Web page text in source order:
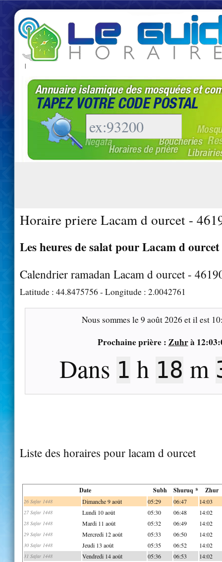
|
Horaire priere Lacam d ourcet -
Les heures de salat pour Lacam d ourcet
Calendrier ramadan Lacam d ourcet -
Latitude : 44.8475756 - Longitude : 2.0042761
Nous sommes le9 août 2026 et il est
Prochaine prière : Zuhrà
Dans 1 h 18 m
Liste des horaires pour lacam d ourcet
Date Subh Shuruq * Zhur
26 Safar 1448 Dimanche 9 août 05:29 06:47 14:03
27 Safar 1448 Lundi 10 août 05:30 06:48 14:02
28 Safar 1448 Mardi 11 août 05:32 06:49 14:02
29 Safar 1448 Mercredi 12 août 05:33 06:50 14:02
30 Safar 1448 Jeudi 13 août 05:35 06:52 14:02
31 Safar 1448 Vendredi 14 août 05:36 06:53 14:02